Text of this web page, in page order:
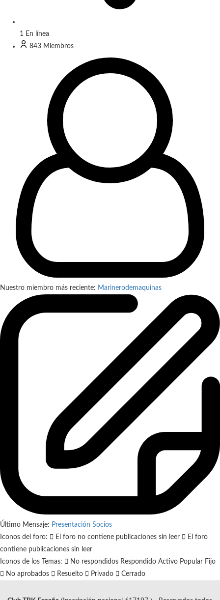
1 En línea
843 Miembros
Nuestro miembro más reciente: Marinerodemaquinas
Último Mensaje: Presentación Socios
Iconos del foro:
El foro no contiene publicaciones sin leer
El foro
contiene publicaciones sin leer
Iconos de los Temas:
No respondidos Respondido Activo Popular Fijo
No aprobados
Resuelto Privado Cerrado